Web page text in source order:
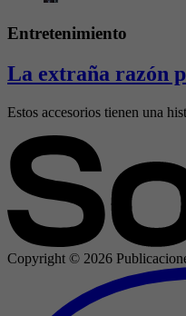
Entretenimiento
La extraña razón
Estos accesorios tienen una
Copyright © 2026